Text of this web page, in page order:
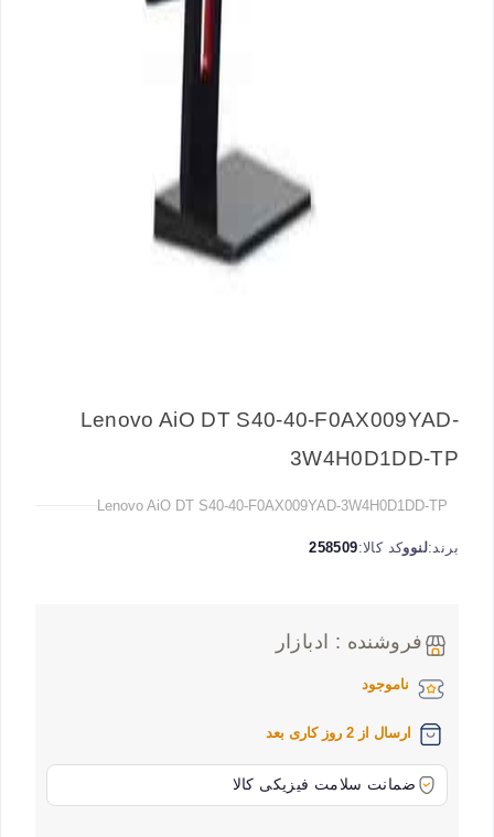
Lenovo AiO DT S40-40-F0AX009YAD-
3W4H0D1DD-TP
Lenovo AiO DT S40-40-F0AX009YAD-3W4H0D1DD-TP
برند:لنووکد کالا:258509
فروشنده : ادبازار
ناموجود
ارسال از 2 روز کاری بعد
ضمانت سلامت فیزیکی کالا